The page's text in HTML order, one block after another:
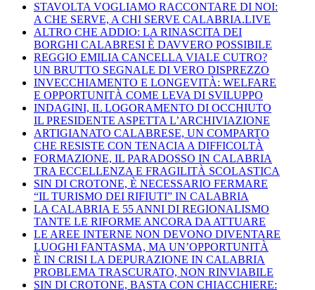
STAVOLTA VOGLIAMO RACCONTARE DI NOI:
A CHE SERVE, A CHI SERVE CALABRIA.LIVE
ALTRO CHE ADDIO: LA RINASCITA DEI
BORGHI CALABRESI È DAVVERO POSSIBILE
REGGIO EMILIA CANCELLA VIALE CUTRO?
UN BRUTTO SEGNALE DI VERO DISPREZZO
INVECCHIAMENTO E LONGEVITÀ: WELFARE
E OPPORTUNITÀ COME LEVA DI SVILUPPO
INDAGINI, IL LOGORAMENTO DI OCCHIUTO
IL PRESIDENTE ASPETTA L’ARCHIVIAZIONE
ARTIGIANATO CALABRESE, UN COMPARTO
CHE RESISTE CON TENACIA A DIFFICOLTÀ
FORMAZIONE, IL PARADOSSO IN CALABRIA
TRA ECCELLENZA E FRAGILITÀ SCOLASTICA
SIN DI CROTONE, È NECESSARIO FERMARE
“IL TURISMO DEI RIFIUTI” IN CALABRIA
LA CALABRIA E 55 ANNI DI REGIONALISMO
TANTE LE RIFORME ANCORA DA ATTUARE
LE AREE INTERNE NON DEVONO DIVENTARE
LUOGHI FANTASMA, MA UN’OPPORTUNITÀ
È IN CRISI LA DEPURAZIONE IN CALABRIA
PROBLEMA TRASCURATO, NON RINVIABILE
SIN DI CROTONE, BASTA CON CHIACCHIERE: